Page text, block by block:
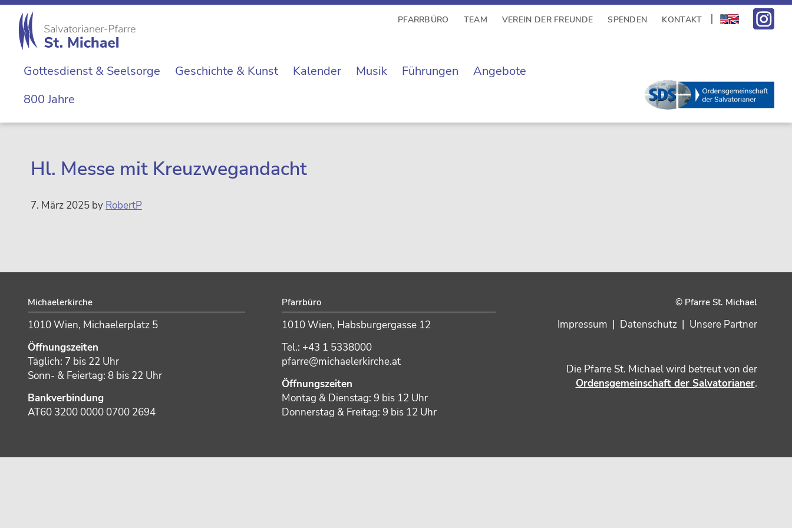
Zur
Hauptnavigation
springen
Skip
main
Zur
Hauptsidebar
springen
Zur
Fußzeile
springen
Michael
Michaelerkirche
im
Zentrum
Wiens
PFARRBÜRO TEAM VEREIN DER FREUNDE SPENDEN KONTAKT
Gottesdienst & Seelsorge Geschichte & Kunst Kalender Musik Führungen
Angebote
800 Jahre
Hl. Messe mit Kreuzwegandacht
7. März 2025 by RobertP
Michaelerkirche
1010 Wien, Michaelerplatz 5
Öffnungszeiten
Täglich: 7 bis 22 Uhr
Sonn- & Feiertag: 8 bis 22 Uhr
Bankverbindung
AT60 3200 0000 0700 2694
Pfarrbüro
1010 Wien, Habsburgergasse 12
Tel.: +43 1 5338000
pfarre@michaelerkirche.at
Öffnungszeiten
Montag & Dienstag: 9 bis 12 Uhr
Donnerstag & Freitag: 9 bis 12 Uhr
© Pfarre St. Michael
Impressum | Datenschutz| Unsere Partner
Die Pfarre St. Michael wird betreut von der
Ordensgemeinschaft der Salvatorianer.